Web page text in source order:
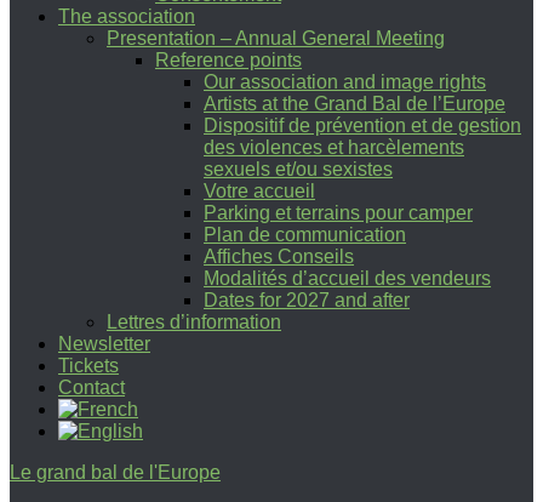
The association
Presentation – Annual General Meeting
Reference points
Our association and image rights
Artists at the Grand Bal de l’Europe
Dispositif de prévention et de gestion
des violences et harcèlements
sexuels et/ou sexistes
Votre accueil
Parking et terrains pour camper
Plan de communication
Affiches Conseils
Modalités d’accueil des vendeurs
Dates for 2027 and after
Lettres d’information
Newsletter
Tickets
Contact
Le grand bal de l'Europe